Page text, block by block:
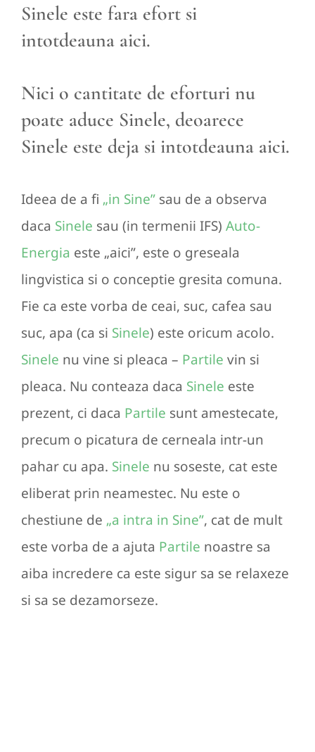
Sinele este fara efort si
intotdeauna aici.
Nici o cantitate de eforturi nu
poate aduce Sinele, deoarece
Sinele este deja si intotdeauna aici.
Ideea de a fi „in Sine” sau de a observa
daca Sinele sau (in termenii IFS) Auto-
Energia este „aici”, este o greseala
lingvistica si o conceptie gresita comuna.
Fie ca este vorba de ceai, suc, cafea sau
suc, apa (ca si Sinele) este oricum acolo.
Sinele nu vine si pleaca – Partile vin si
pleaca. Nu conteaza daca Sinele este
prezent, ci daca Partile sunt amestecate,
precum o picatura de cerneala intr-un
pahar cu apa. Sinele nu soseste, cat este
eliberat prin neamestec. Nu este o
chestiune de „a intra in Sine”, cat de mult
este vorba de a ajuta Partile noastre sa
aiba incredere ca este sigur sa se relaxeze
si sa se dezamorseze.